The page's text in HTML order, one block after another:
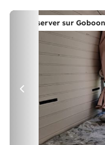
Réserver sur